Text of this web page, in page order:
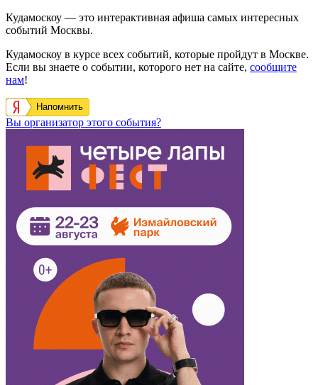
Кудамоскоу — это интерактивная афиша самых интересных
событий Москвы.
Кудамоскоу в курсе всех событий, которые пройдут в Москве.
Если вы знаете о событии, которого нет на сайте, сообщите
нам!
Напомнить
Вы организатор этого события?